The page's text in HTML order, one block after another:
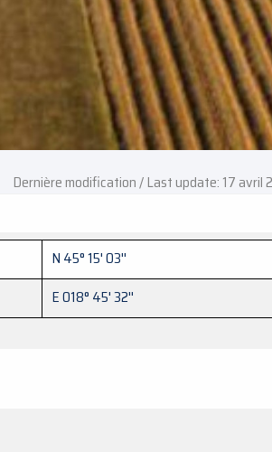
Dernière modification / Last update: 17 avril
N 45° 15' 03''
E 018° 45' 32''